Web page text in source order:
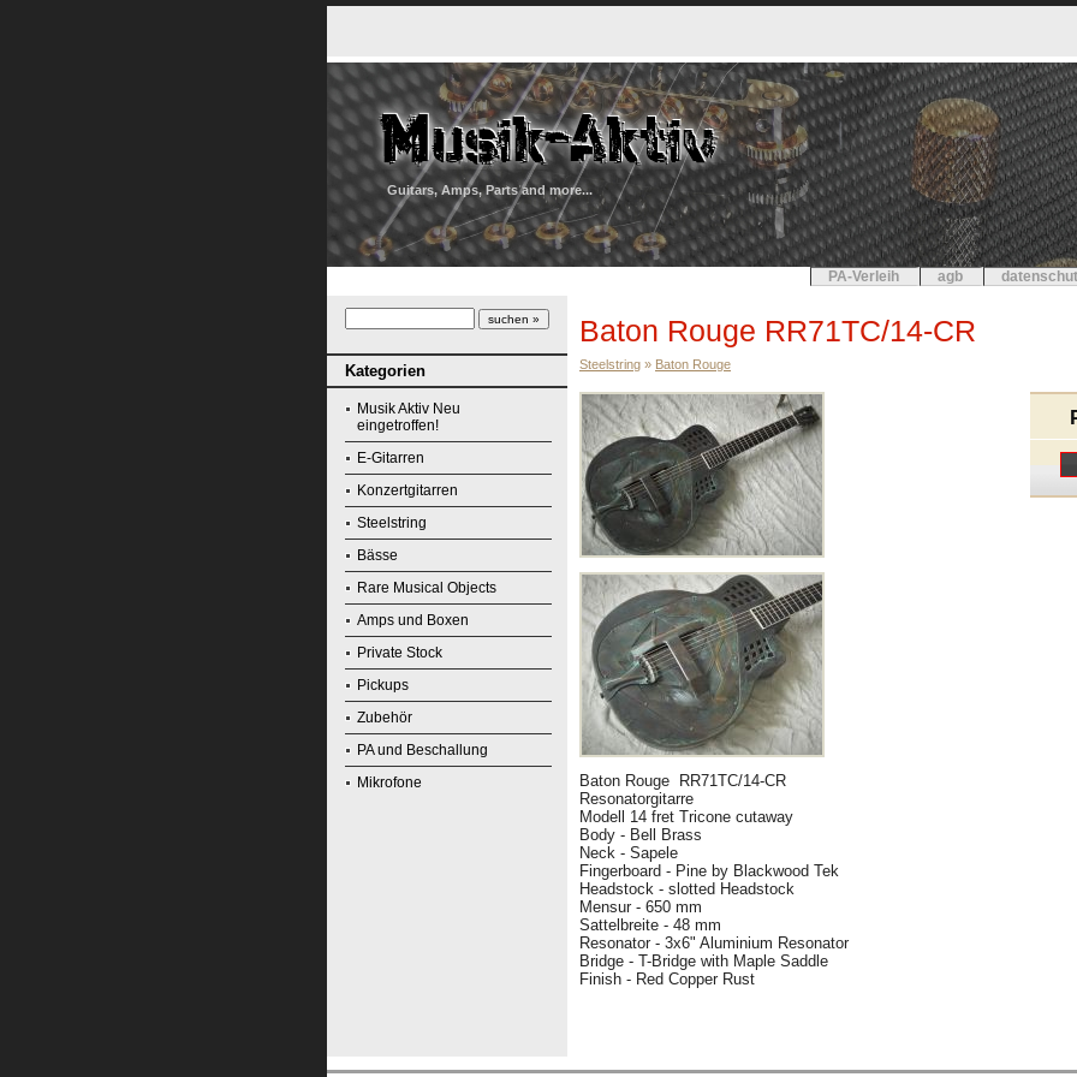
Guitars, Amps, Parts and more...
PA-Verleih agb
Kategorien
Musik Aktiv Neu
eingetroffen!
E-Gitarren
Konzertgitarren
Steelstring
Bässe
Rare Musical Objects
Amps und Boxen
Private Stock
Pickups
Zubehör
PA und Beschallung
Mikrofone
Baton Rouge RR71TC/14-CR
Steelstring » Baton Rouge
Baton Rouge RR71TC/14-CR
Resonatorgitarre
Modell 14 fret Tricone cutaway
Body - Bell Brass
Neck - Sapele
Fingerboard - Pine by Blackwood Tek
Headstock - slotted Headstock
Mensur - 650 mm
Sattelbreite - 48 mm
Resonator - 3x6" Aluminium Resonator
Bridge - T-Bridge with Maple Saddle
Finish - Red Copper Rust